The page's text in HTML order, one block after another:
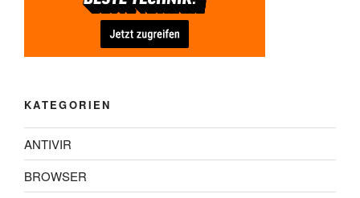
KATEGORIEN
ANTIVIR
BROWSER